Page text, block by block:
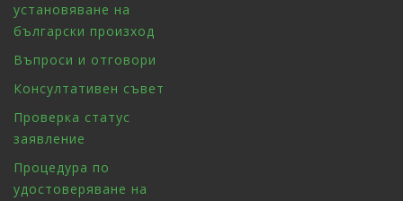
установяване на
български произход
Въпроси и отговори
Консултативен съвет
Проверка статус
заявление
Процедура по
удостоверяване на